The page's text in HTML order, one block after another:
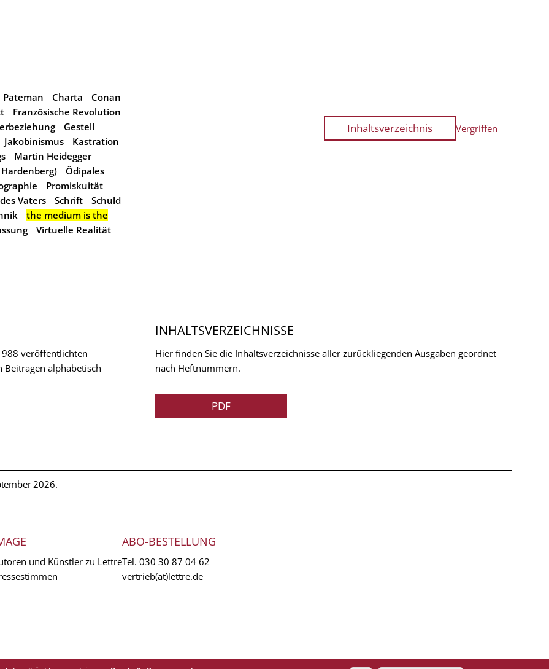
Pateman Charta
Conan
Französische Revolution
Gestell
Jakobinismus
Kastration
Martin Heidegger
Ödipales
Promiskuität
Vaters Schrift
Schuld
the medium is the
Virtuelle Realität
Inhaltsverzeichnis Vergriffen
veröffentlichten
alphabetisch
INHALTSVERZEICHNISSE
Hier finden Sie die Inhaltsverzeichnisse aller zurückliegenden Ausgaben geordnet
nach Heftnummern.
PDF
2026.
und Künstler zu Lettre
ABO-BESTELLUNG
Tel. 030 30 87 04 62
vertrieb(at)lettre.de